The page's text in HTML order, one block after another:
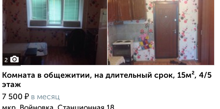
2
Комната в общежитии, на длительный срок, 15м², 4/5
этаж
7 500 ₽ в месяц